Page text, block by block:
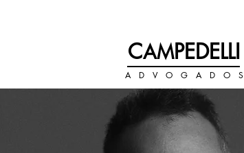
CAMPEDELLI
A D V O G A D O S